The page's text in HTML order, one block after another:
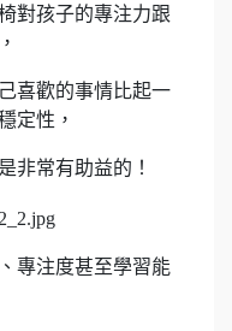
對孩子的專注力跟
喜歡的事情比起一
定性，
非常有助益的！
專注度甚至學習能